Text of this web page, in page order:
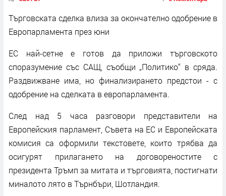
Търговската сделка влиза за окончателно одобрение в
Европарламента през юни
ЕС най-сетне е готов да приложи търговското
споразумение със САЩ, съобщи „Политико“ в сряда.
Раздвижване има, но финализирането предстои - с
одобрение на сделката в европарламента.
След над 5 часа разговори представители на
Европейския парламент, Съвета на ЕС и Европейската
комисия са оформили текстовете, които трябва да
осигурят прилагането на договореностите с
президента Тръмп за митата и търговията, постигнати
миналото лято в Търнбъри, Шотландия.